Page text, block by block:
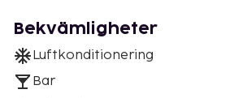
Bekvämligheter
Luftkonditionering
Bar